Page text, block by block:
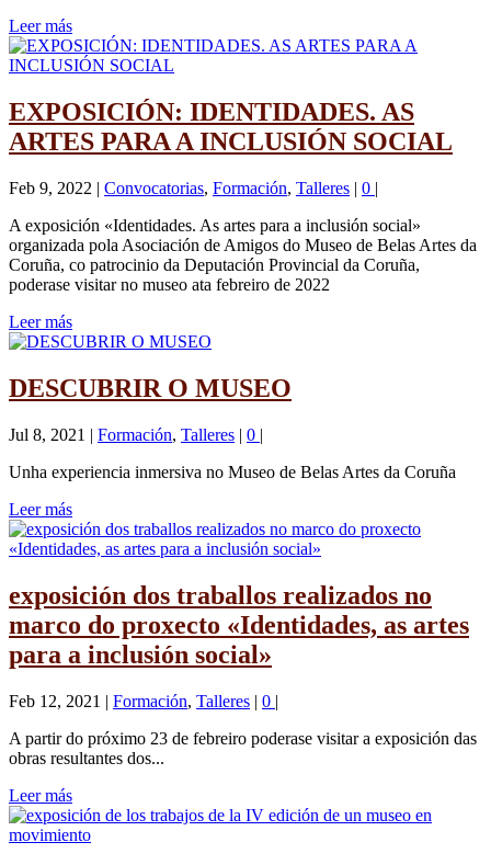
Leer más
EXPOSICIÓN: IDENTIDADES. AS
ARTES PARA A INCLUSIÓN SOCIAL
Feb 9, 2022 | Convocatorias, Formación, Talleres | 0 |
A exposición «Identidades. As artes para a inclusión social»
organizada pola Asociación de Amigos do Museo de Belas Artes da
Coruña, co patrocinio da Deputación Provincial da Coruña,
poderase visitar no museo ata febreiro de 2022
Leer más
DESCUBRIR O MUSEO
Jul 8, 2021 | Formación, Talleres | 0 |
Unha experiencia inmersiva no Museo de Belas Artes da Coruña
Leer más
exposición dos traballos realizados no
marco do proxecto «Identidades, as artes
para a inclusión social»
Feb 12, 2021 | Formación, Talleres | 0 |
A partir do próximo 23 de febreiro poderase visitar a exposición das
obras resultantes dos...
Leer más